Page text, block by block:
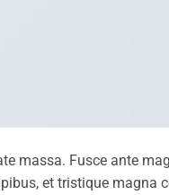
massa. Fusce ante
et tristique magna